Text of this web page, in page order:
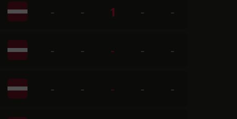
- - 1 - -
- - - - -
- - - - -